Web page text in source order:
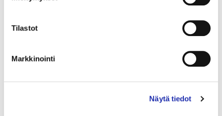
Tilastot
Markkinointi
Näytä tiedot